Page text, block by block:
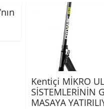
Kentiçi MİKRO
SİSTEMLERİNİN
MASAYA